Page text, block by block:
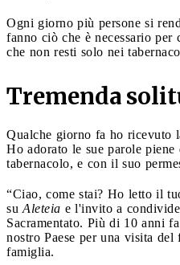
Ogni giorno più persone si
fanno ciò che è necessario
che non resti solo nei
Tremenda
Qualche giorno fa ho ricevuto
Ho adorato le sue parole piene
tabernacolo, e con il suo
“Ciao, come stai? Ho letto il
su Aleteia e l'invito a
Sacramentato. Più di 10 anni
nostro Paese per una visita del
famiglia.